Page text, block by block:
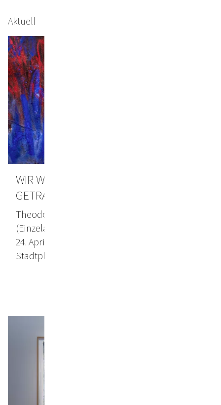
Aktuell
WIR WERDEN VON DERSELBEN ERDE
GETRAGEN
Theodor von Hörmann Galerie
(Einzelausstellung)
24. April - 4. Juli 2026
Stadtplatz 11, 6460 Imst, Österreich